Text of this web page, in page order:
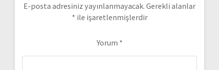
E-posta adresiniz yayınlanmayacak. Gerekli alanlar
* ile işaretlenmişlerdir
Yorum *